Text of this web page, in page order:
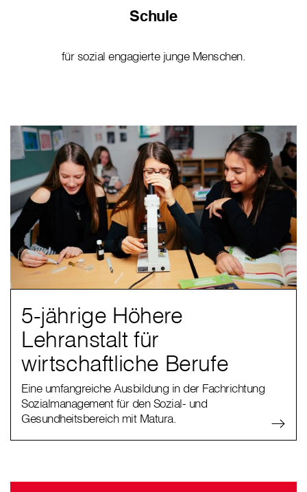
Schule
für sozial engagierte junge Menschen.
5-jährige Höhere
Lehranstalt für
wirtschaftliche Berufe
Eine umfangreiche Ausbildung in der Fachrichtung
Sozialmanagement für den Sozial- und
Gesundheitsbereich mit Matura.